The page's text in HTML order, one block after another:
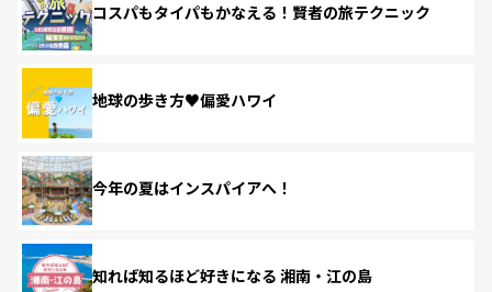
コスパもタイパもかなえる！賢者の旅テクニック
地球の歩き方♥偏愛ハワイ
今年の夏はインスパイアへ！
知れば知るほど好きになる 湘南・江の島